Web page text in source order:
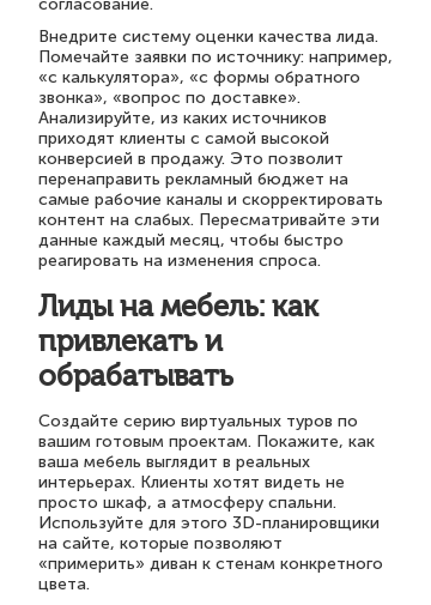
согласование.
Внедрите систему оценки качества лида.
Помечайте заявки по источнику: например,
«с калькулятора», «с формы обратного
звонка», «вопрос по доставке».
Анализируйте, из каких источников
приходят клиенты с самой высокой
конверсией в продажу. Это позволит
перенаправить рекламный бюджет на
самые рабочие каналы и скорректировать
контент на слабых. Пересматривайте эти
данные каждый месяц, чтобы быстро
реагировать на изменения спроса.
Лиды на мебель: как
привлекать и
обрабатывать
Создайте серию виртуальных туров по
вашим готовым проектам. Покажите, как
ваша мебель выглядит в реальных
интерьерах. Клиенты хотят видеть не
просто шкаф, а атмосферу спальни.
Используйте для этого 3D-планировщики
на сайте, которые позволяют
«примерить» диван к стенам конкретного
цвета.